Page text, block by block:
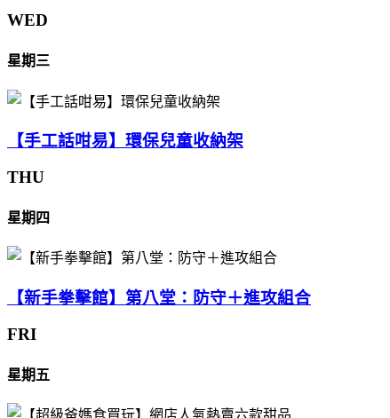
WED
星期三
【手工話咁易】環保兒童收納架
THU
星期四
【新手拳擊館】第八堂：防守＋進攻組合
FRI
星期五